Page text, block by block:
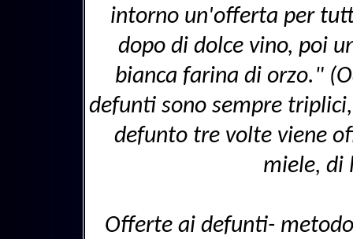
intorno un'offerta per
dopo di dolce vino, poi
bianca farina di orzo."
defunti sono sempre
defunto tre volte viene
miele, di
Offerte ai defunti-